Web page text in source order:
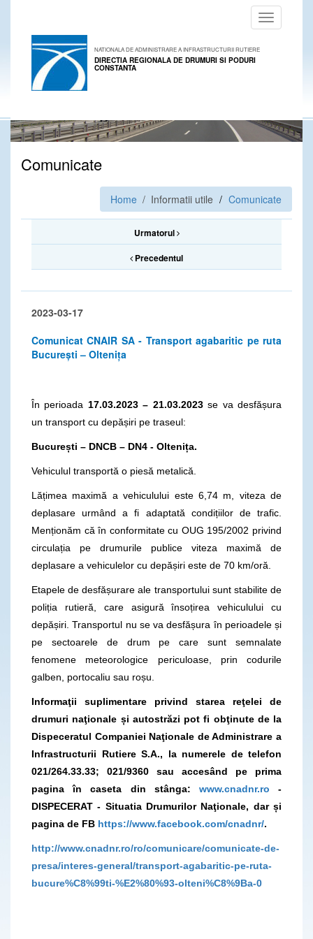
Toggle
navigation
NATIONALA DE ADMINISTRARE A INFRASTRUCTURII RUTIERE
DIRECTIA REGIONALA DE DRUMURI SI PODURI
CONSTANTA
Comunicate
Home / Informatii utile Comunicate
Urmatorul
Precedentul
2023-03-17
Comunicat CNAIR SA - Transport agabaritic pe ruta
București – Oltenița
În perioada 17.03.2023 – 21.03.2023se va desfășura
un transport cu depășiri pe traseul:
București – DNCB – DN4 - Oltenița.
Vehiculul transportă o piesă metalică.
Lățimea maximă a vehiculului este 6,74 m, viteza de
deplasare urmând a fi adaptată condițiilor de trafic.
Menționăm că în conformitate cu OUG 195/2002 privind
circulația pe drumurile publice viteza maximă de
deplasare a vehiculelor cu depășiri este de 70 km/oră.
Etapele de desfășurare ale transportului sunt stabilite de
poliția rutieră, care asigură însoțirea vehiculului cu
depășiri. Transportul nu se va desfășura în perioadele și
pe sectoarele de drum pe care sunt semnalate
fenomene meteorologice periculoase, prin codurile
galben, portocaliu sau roșu.
Informaţii suplimentare privind starea reţelei de
drumuri naţionale și autostrăzi pot fi obţinute de la
Dispeceratul Companiei Naţionale de Administrare a
Infrastructurii Rutiere S.A., la numerele de telefon
021/264.33.33; 021/9360 sau accesând pe prima
pagina în caseta din stânga: www.cnadnr.ro -
DISPECERAT - Situatia Drumurilor Naţionale, dar și
pagina de FB https://www.facebook.com/cnadnr/.
http://www.cnadnr.ro/ro/comunicare/comunicate-de-
presa/interes-general/transport-agabaritic-pe-ruta-
bucure%C8%99ti-%E2%80%93-olteni%C8%9Ba-0